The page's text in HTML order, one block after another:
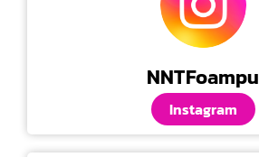
NNTFoampu
Instagram